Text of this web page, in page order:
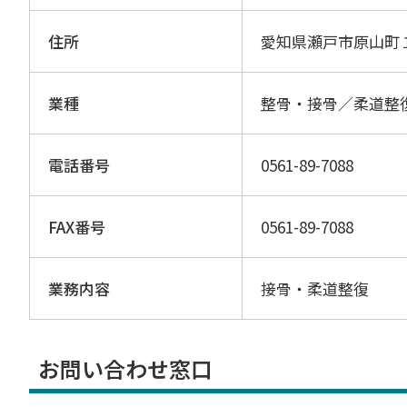
住所 愛知県瀬戸市原山町
業種 整骨・接骨／柔道整
電話番号 0561-89-7088
FAX番号 0561-89-7088
業務内容 接骨・柔道整復
お問い合わせ窓口